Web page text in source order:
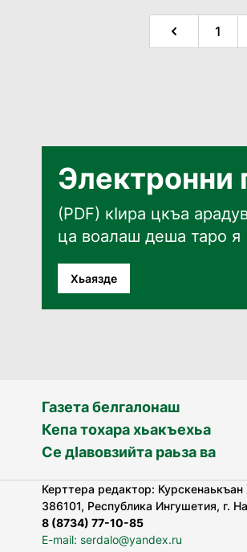
1
Электронни
(PDF) кӀира цкъа
ца воалаш деша таро я
Хьаязде
Газета белгалонаш
Кепа тохара хьакъехьа
Се дӀавовзийта раьза ва
Керттера редактор: Курскенаькъан
386101, Республика Ингушетия, г.
8 (8734) 77-10-85
E-mail: serdalo@yandex.ru